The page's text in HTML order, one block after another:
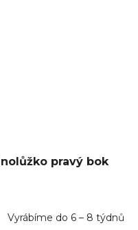
pravý bok
Vyrábíme do 6 – 8 týdnů